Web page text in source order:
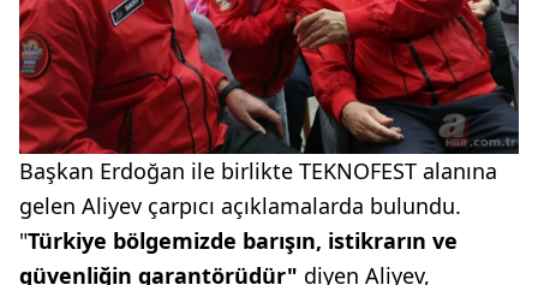
Başkan Erdoğan ile birlikte TEKNOFEST alanına
gelen Aliyev çarpıcı açıklamalarda bulundu.
"Türkiye bölgemizde barışın, istikrarın ve
güvenliğin garantörüdür" diyen Aliyev,